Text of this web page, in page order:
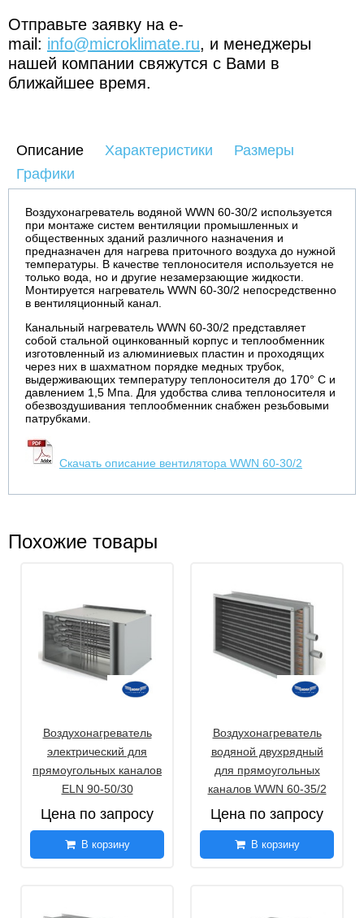
Отправьте заявку на e-
mail: info@microklimate.ru, и менеджеры
нашей компании свяжутся с Вами в
ближайшее время.
Описание Характеристики
Размеры
Графики
Воздухонагреватель водяной WWN 60-30/2 используется
при монтаже систем вентиляции промышленных и
общественных зданий различного назначения и
предназначен для нагрева приточного воздуха до нужной
температуры. В качестве теплоносителя используется не
только вода, но и другие незамерзающие жидкости.
Монтируется нагреватель WWN 60-30/2 непосредственно
в вентиляционный канал.
Канальный нагреватель WWN 60-30/2 представляет
собой стальной оцинкованный корпус и теплообменник
изготовленный из алюминиевых пластин и проходящих
через них в шахматном порядке медных трубок,
выдерживающих температуру теплоносителя до 170° С и
давлением 1,5 Мпа. Для удобства слива теплоносителя и
обезвоздушивания теплообменник снабжен резьбовыми
патрубками.
Скачать описание вентилятора WWN 60-30/2
Похожие товары
Воздухонагреватель
электрический для
прямоугольных каналов
ELN 90-50/30
Цена по запросу
В корзину
Воздухонагреватель
водяной двухрядный
для прямоугольных
каналов WWN 60-35/2
Цена по запросу
В корзину